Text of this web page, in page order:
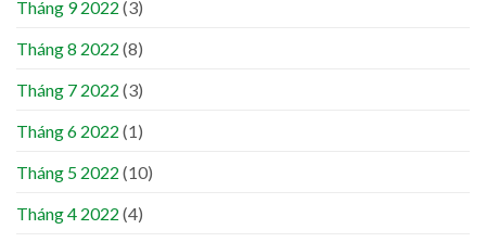
Tháng 9 2022 (3)
Tháng 8 2022 (8)
Tháng 7 2022 (3)
Tháng 6 2022 (1)
Tháng 5 2022 (10)
Tháng 4 2022 (4)